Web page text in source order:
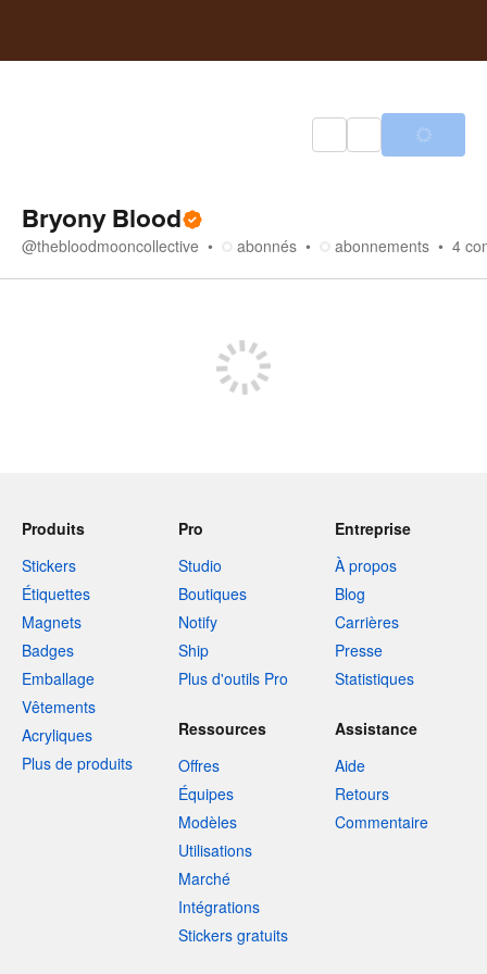
Bryony Blood
@thebloodmooncollective abonnés abonnements 4
Produits
Stickers
Étiquettes
Magnets
Badges
Emballage
Vêtements
Acryliques
Plus de produits
Pro
Studio
Boutiques
Notify
Ship
Plus d'outils Pro
Entreprise
À propos
Blog
Carrières
Presse
Statistiques
Ressources
Offres
Équipes
Modèles
Utilisations
Marché
Intégrations
Stickers gratuits
Assistance
Aide
Retours
Commentaire